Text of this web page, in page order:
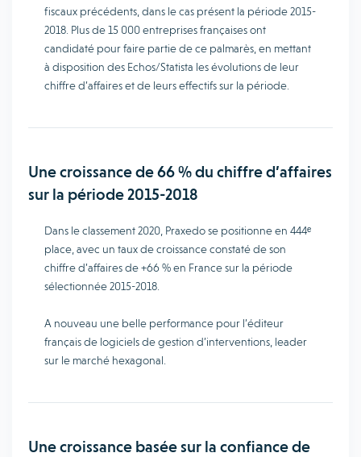
fiscaux précédents, dans le cas présent la période 2015-
2018. Plus de 15 000 entreprises françaises ont
candidaté pour faire partie de ce palmarès, en mettant
à disposition des Echos/Statista les évolutions de leur
chiffre d’affaires et de leurs effectifs sur la période.
Une croissance de 66 % du chiffre d’affaires
sur la période 2015-2018
Dans le classement 2020, Praxedo se positionne en 444ᵉ
place, avec un taux de croissance constaté de son
chiffre d’affaires de +66 % en France sur la période
sélectionnée 2015-2018.
A nouveau une belle performance pour l’éditeur
français de logiciels de gestion d’interventions, leader
sur le marché hexagonal.
Une croissance basée sur la confiance de